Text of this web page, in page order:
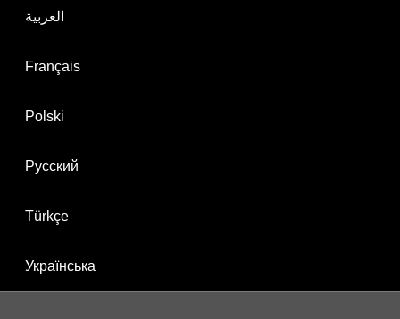
العربية
Français
Polski
Русский
Türkçe
Українська